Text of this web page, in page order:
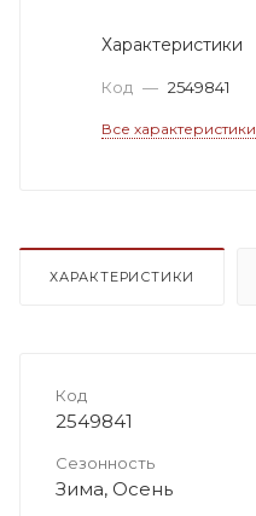
Характеристики
Код — 2549841
Все характеристики
ХАРАКТЕРИСТИКИ
Код
2549841
Сезонность
Зима, Осень